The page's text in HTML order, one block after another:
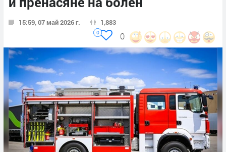
15:59, 07 май 2026 г. 1,883
0
0